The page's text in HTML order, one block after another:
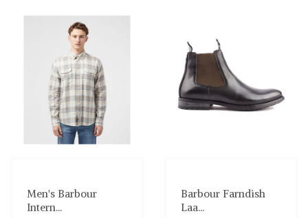
Men's Barbour
Intern...
Barbour Farndish
Laa...